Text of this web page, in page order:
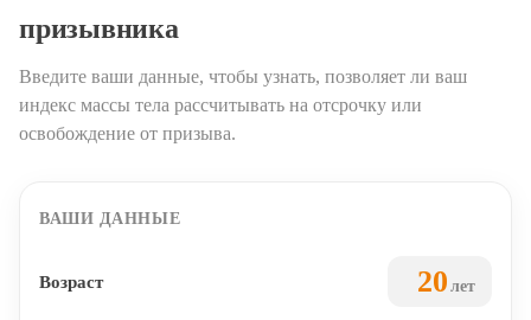
призывника
Введите ваши данные, чтобы узнать, позволяет ли ваш
индекс массы тела рассчитывать на отсрочку или
освобождение от призыва.
ВАШИ ДАННЫЕ
Возраст лет